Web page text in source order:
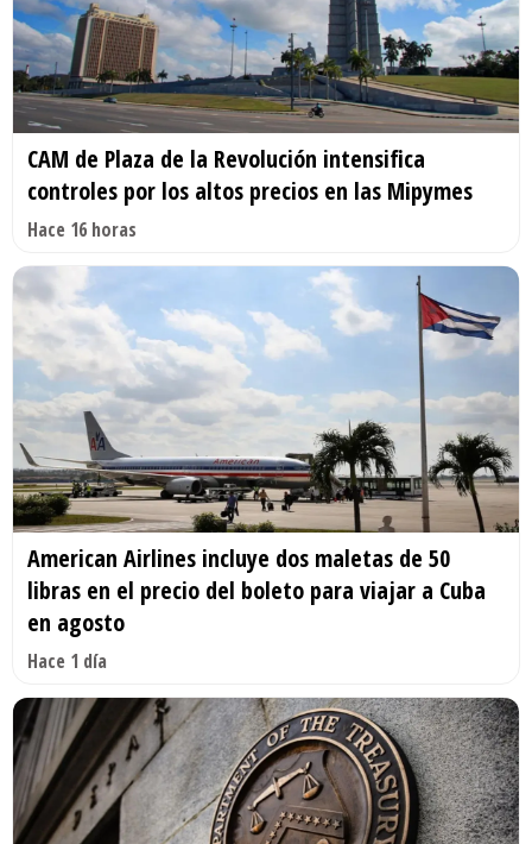
CAM de Plaza de la Revolución intensifica
controles por los altos precios en las Mipymes
Hace 16 horas
American Airlines incluye dos maletas de 50
libras en el precio del boleto para viajar a Cuba
en agosto
Hace 1 día